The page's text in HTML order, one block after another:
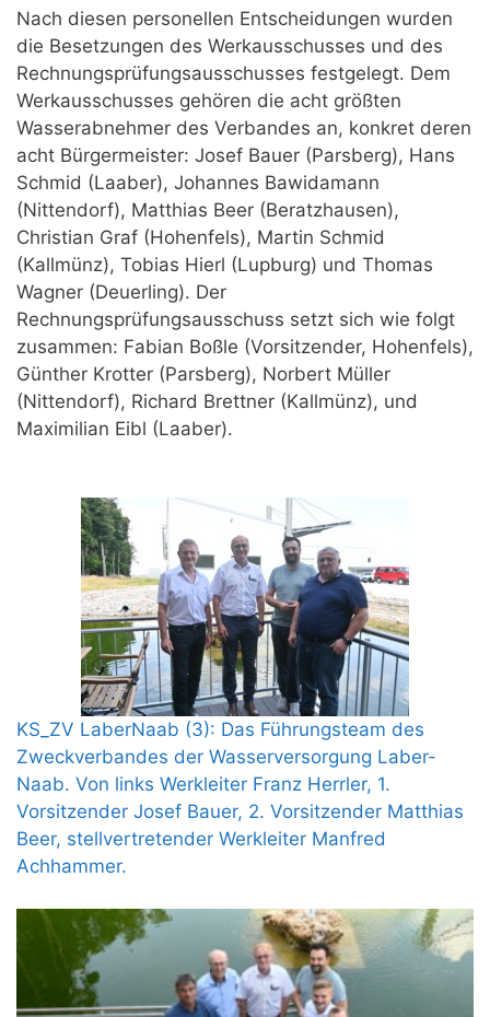
Nach diesen personellen Entscheidungen wurden
die Besetzungen des Werkausschusses und des
Rechnungsprüfungsausschusses festgelegt. Dem
Werkausschusses gehören die acht größten
Wasserabnehmer des Verbandes an, konkret deren
acht Bürgermeister: Josef Bauer (Parsberg), Hans
Schmid (Laaber), Johannes Bawidamann
(Nittendorf), Matthias Beer (Beratzhausen),
Christian Graf (Hohenfels), Martin Schmid
(Kallmünz), Tobias Hierl (Lupburg) und Thomas
Wagner (Deuerling). Der
Rechnungsprüfungsausschuss setzt sich wie folgt
zusammen: Fabian Boßle (Vorsitzender, Hohenfels),
Günther Krotter (Parsberg), Norbert Müller
(Nittendorf), Richard Brettner (Kallmünz), und
Maximilian Eibl (Laaber).
KS_ZV LaberNaab (3): Das Führungsteam des
Zweckverbandes der Wasserversorgung Laber-
Naab. Von links Werkleiter Franz Herrler, 1.
Vorsitzender Josef Bauer, 2. Vorsitzender Matthias
Beer, stellvertretender Werkleiter Manfred
Achhammer.